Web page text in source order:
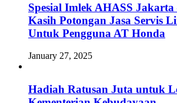
Spesial Imlek AHASS Jakarta
Kasih Potongan Jasa Servis
Untuk Pengguna AT Honda
January 27, 2025
Hadiah Ratusan Juta untuk